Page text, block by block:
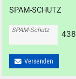
SPAM-SCHUTZ
SPAM-Schutz 438
Versenden